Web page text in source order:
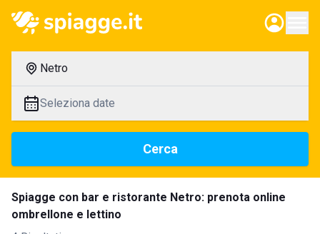
Netro
Seleziona date
Cerca
Spiagge con bar e ristorante Netro: prenota online
ombrellone e lettino